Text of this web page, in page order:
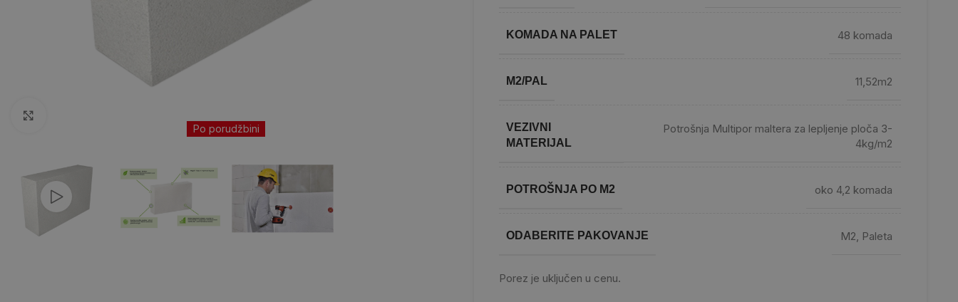
Po porudžbini
KOMADA NA PALET 48 komada
M2/PAL 11,52m2
VEZIVNI
MATERIJAL
Potrošnja Multipor maltera za lepljenje ploča 3-
4kg/m2
POTROŠNJA PO M2 oko 4,2 komada
ODABERITE PAKOVANJE M2, Paleta
Porez je uključen u cenu.